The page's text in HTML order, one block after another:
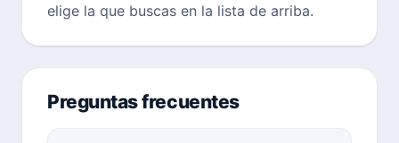
elige la que buscas en la lista de arriba.
Preguntas frecuentes